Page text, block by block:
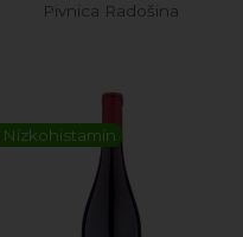
Pivnica Radošina
Nízkohistamín